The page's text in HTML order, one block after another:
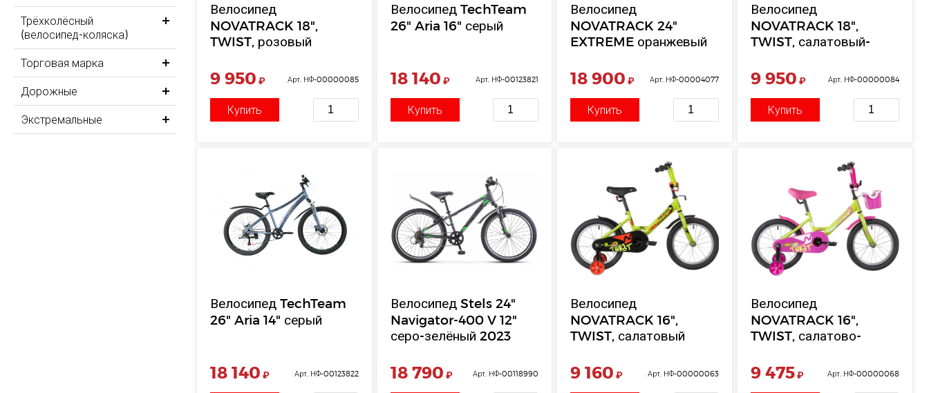
Трёхколёсный
(велосипед-коляска)
Торговая марка
Дорожные
Экстремальные
Велосипед
NOVATRACK 18",
TWIST, розовый
9 950 ₽ Арт. НФ-00000085
Купить
Велосипед TechTeam
26" Aria 16" серый
18 140 ₽ Арт. НФ-00123821
Купить
Велосипед
NOVATRACK 24"
EXTREME оранжевый
18 900 ₽ Арт. НФ-00004077
Купить
Велосипед
NOVATRACK 18",
TWIST, салатовый-
9 950 ₽ Арт. НФ-00000084
Купить
Велосипед TechTeam
26" Aria 14" серый
18 140 ₽ Арт. НФ-00123822
Велосипед Stels 24"
Navigator-400 V 12"
серо-зелёный 2023
18 790 ₽ Арт. НФ-00118990
Велосипед
NOVATRACK 16",
TWIST, салатовый
9 160 ₽ Арт. НФ-00000063
Велосипед
NOVATRACK 16",
TWIST, салатово-
9 475₽ Арт. НФ-00000068